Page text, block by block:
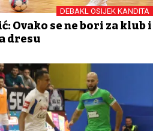
DEBAKL OSIJEK KANDITA
Ovako se ne bori za klub i
dresu